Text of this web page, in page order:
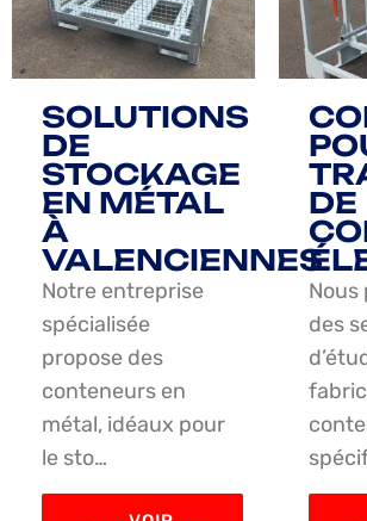
SOLUTIONS
DE
STOCKAGE
EN MÉTAL
À
VALENCIENNES
Notre entreprise
spécialisée
propose des
conteneurs en
métal, idéaux pour
le sto…
DE
Nous
des